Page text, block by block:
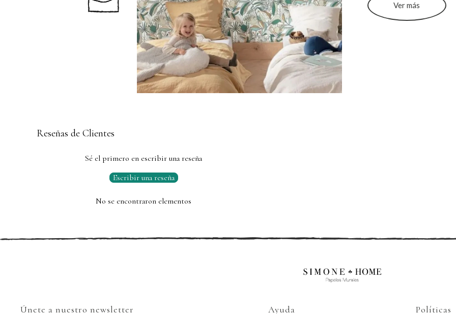
Ver más
Reseñas de Clientes
Sé el primero en escribir una reseña
Escribir una reseña
No se encontraron elementos
Únete a nuestro newsletter Ayuda Políticas